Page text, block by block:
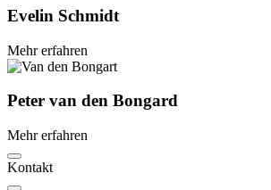
Evelin Schmidt
Mehr erfahren
Peter van den Bongard
Mehr erfahren
Kontakt